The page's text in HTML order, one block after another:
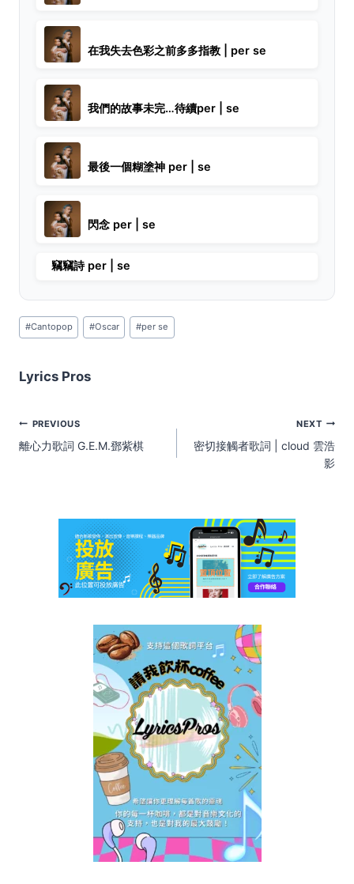
在我失去色彩之前多多指教 | per se
我們的故事未完…待續per | se
最後一個糊塗神 per | se
閃念 per | se
竊竊詩 per | se
Post
Tags:
#Cantopop #Oscar #per se
Lyrics Pros
Post
navigation
PREVIOUS
離心力歌詞 G.E.M.鄧紫棋
NEXT
密切接觸者歌詞 | cloud 雲浩
影